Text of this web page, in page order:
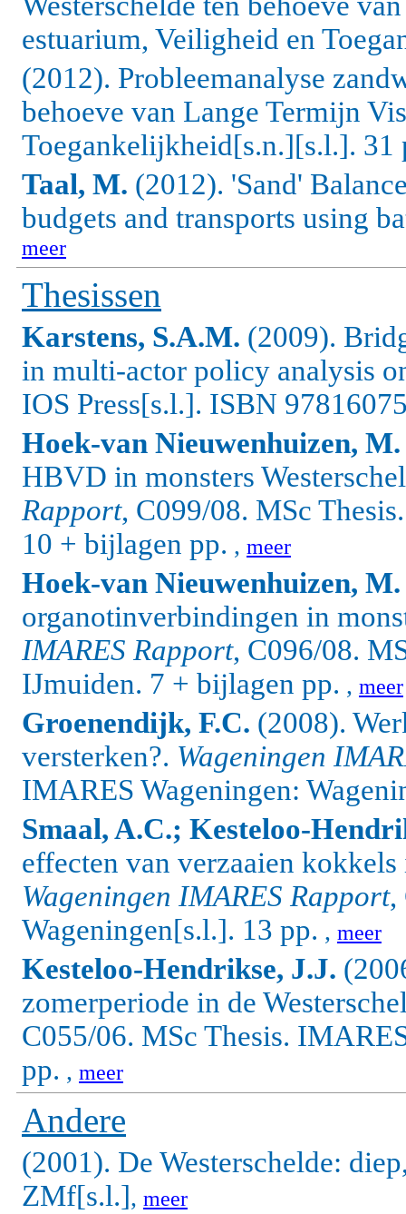
estuarium, Veiligheid en
(2012). Probleemanalyse
behoeve van Lange Termijn
Toegankelijkheid[s.n.][s.l.]. 31
Taal, M. (2012). 'Sand'
budgets and transports using
meer
Thesissen
Karstens, S.A.M. (2009).
in multi-actor policy analysis
IOS Press[s.l.]. ISBN
Hoek-van Nieuwenhuizen, M.
HBVD in monsters
Rapport, C099/08. MSc
10 + bijlagen pp. , meer
Hoek-van Nieuwenhuizen, M.
organotinverbindingen in
IMARES Rapport, C096/08.
IJmuiden. 7 + bijlagen pp. , meer
Groenendijk, F.C. (2008).
versterken?. Wageningen
IMARES Wageningen:
Smaal, A.C.; Kesteloo-
effecten van verzaaien
Wageningen IMARES Rapport,
Wageningen[s.l.]. 13 pp. , meer
Kesteloo-Hendrikse, J.J.
zomerperiode in de
C055/06. MSc Thesis.
pp. , meer
Andere
(2001). De Westerschelde:
ZMf[s.l.], meer